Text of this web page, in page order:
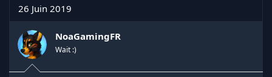
26 Juin 2019
NoaGamingFR
Wait :)